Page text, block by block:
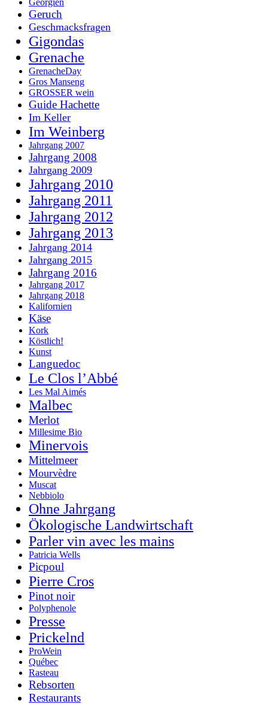
Georgien
Geruch
Geschmacksfragen
Gigondas
Grenache
GrenacheDay
Gros Manseng
GROSSER wein
Guide Hachette
Im Keller
Im Weinberg
Jahrgang 2007
Jahrgang 2008
Jahrgang 2009
Jahrgang 2010
Jahrgang 2011
Jahrgang 2012
Jahrgang 2013
Jahrgang 2014
Jahrgang 2015
Jahrgang 2016
Jahrgang 2017
Jahrgang 2018
Kalifornien
Käse
Kork
Köstlich!
Kunst
Languedoc
Le Clos l’Abbé
Les Mal Aimés
Malbec
Merlot
Millesime Bio
Minervois
Mittelmeer
Mourvèdre
Muscat
Nebbiolo
Ohne Jahrgang
Ökologische Landwirtschaft
Parler vin avec les mains
Patricia Wells
Picpoul
Pierre Cros
Pinot noir
Polyphenole
Presse
Prickelnd
ProWein
Québec
Rasteau
Rebsorten
Restaurants